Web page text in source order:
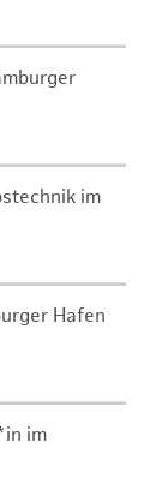
im
Hafen
im